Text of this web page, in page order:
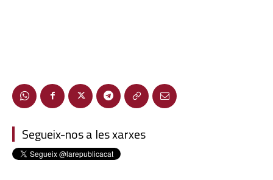
Segueix-nos a les xarxes